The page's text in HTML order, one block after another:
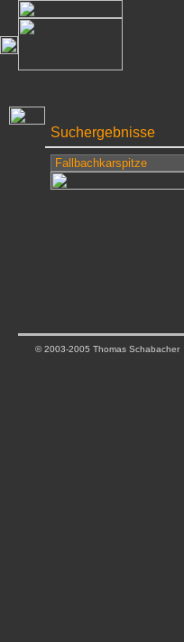
Suchergebnisse
© 2003-2005 Thomas Schabacher